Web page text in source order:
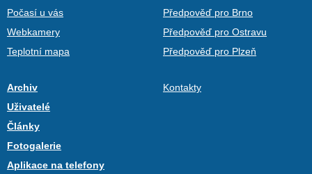
Počasí u vás
Webkamery
Teplotní mapa
Předpověď pro Brno
Předpověď pro Ostravu
Předpověď pro Plzeň
Archiv
Uživatelé
Články
Fotogalerie
Aplikace na telefony
Kontakty